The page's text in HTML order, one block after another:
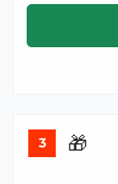
3 🎁